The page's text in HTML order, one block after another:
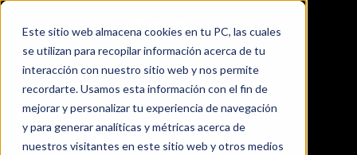
Este sitio web almacena cookies en tu PC, las cuales
se utilizan para recopilar información acerca de tu
interacción con nuestro sitio web y nos permite
recordarte. Usamos esta información con el fin de
mejorar y personalizar tu experiencia de navegación
y para generar analíticas y métricas acerca de
nuestros visitantes en este sitio web y otros medios
Fotos y vídeos